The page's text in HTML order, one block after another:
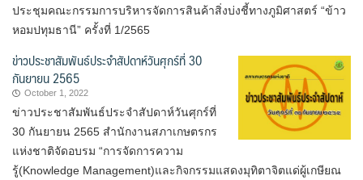
ประชุมคณะกรรมการบริหารจัดการสินค้าสิ่งบ่งชี้ทางภูมิศาสตร์ “ข้าว
หอมปทุมธานี” ครั้งที่ 1/2565
ข่าวประชาสัมพันธ์ประจำสัปดาห์วันศุกร์ที่ 30
กันยายน 2565
October 1, 2022
ข่าวประชาสัมพันธ์ประจำสัปดาห์วันศุกร์ที่
30 กันยายน 2565 สำนักงานสภาเกษตรกร
แห่งชาติจัดอบรม “การจัดการความ
รู้(Knowledge Management)และกิจกรรมแสดงมุทิตาจิตแด่ผู้เกษียณ